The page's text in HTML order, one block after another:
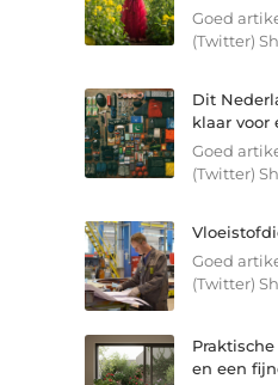
Goed
(Twitter)
Dit
klaar voor
Goed
(Twitter)
Goed
(Twitter)
en een